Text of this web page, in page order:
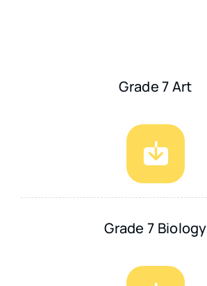
Grade 7 Art
Grade 7 Biology